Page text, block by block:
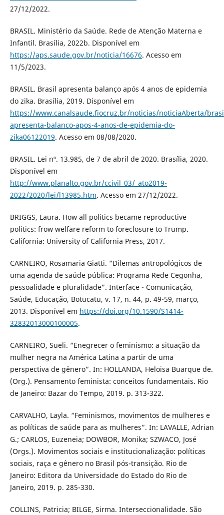
27/12/2022.
BRASIL. Ministério da Saúde. Rede de Atenção Materna e
Infantil. Brasília, 2022b. Disponível em
https://aps.saude.gov.br/noticia/16676. Acesso em
11/5/2023.
BRASIL. Brasil apresenta balanço após 4 anos de epidemia
do zika. Brasília, 2019. Disponível em
https://www.canalsaude.fiocruz.br/noticias/noticiaAberta/
apresenta-balanco-apos-4-anos-de-epidemia-do-
zika06122019. Acesso em 08/08/2020.
BRASIL. Lei nº. 13.985, de 7 de abril de 2020. Brasília, 2020.
Disponível em
http://www.planalto.gov.br/ccivil_03/_ato2019-
2022/2020/lei/l13985.htm. Acesso em 27/12/2022.
BRIGGS, Laura. How all politics became reproductive
politics: frow welfare reform to foreclosure to Trump.
California: University of California Press, 2017.
CARNEIRO, Rosamaria Giatti. “Dilemas antropológicos de
uma agenda de saúde pública: Programa Rede Cegonha,
pessoalidade e pluralidade”. Interface - Comunicação,
Saúde, Educação, Botucatu, v. 17, n. 44, p. 49-59, março,
2013. Disponível em https://doi.org/10.1590/S1414-
32832013000100005.
CARNEIRO, Sueli. “Enegrecer o feminismo: a situação da
mulher negra na América Latina a partir de uma
perspectiva de gênero”. In: HOLLANDA, Heloisa Buarque de.
(Org.). Pensamento feminista: conceitos fundamentais. Rio
de Janeiro: Bazar do Tempo, 2019. p. 313-322.
CARVALHO, Layla. “Feminismos, movimentos de mulheres e
as políticas de saúde para as mulheres”. In: LAVALLE, Adrian
G.; CARLOS, Euzeneia; DOWBOR, Monika; SZWACO, José
(Orgs.). Movimentos sociais e institucionalização: políticas
sociais, raça e gênero no Brasil pós-transição. Rio de
Janeiro: Editora da Universidade do Estado do Rio de
Janeiro, 2019. p. 285-330.
COLLINS, Patricia; BILGE, Sirma. Interseccionalidade. São